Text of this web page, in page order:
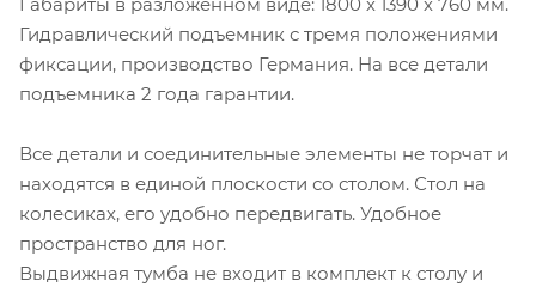
Гидравлический подъемник с тремя положениями
фиксации, производство Германия. На все детали
подъемника 2 года гарантии.
Все детали и соединительные элементы не торчат и
находятся в единой плоскости со столом. Стол на
колесиках, его удобно передвигать. Удобное
пространство для ног.
Выдвижная тумба не входит в комплект к столу и